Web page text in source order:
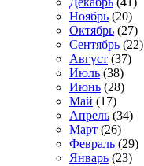
Ноябрь (20)
Октябрь (27)
Сентябрь (22)
Август (37)
Июль (38)
Июнь (28)
Май (17)
Апрель (34)
Март (26)
Февраль (29)
Январь (23)